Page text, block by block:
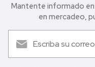
Mantente informado
en mercadeo,